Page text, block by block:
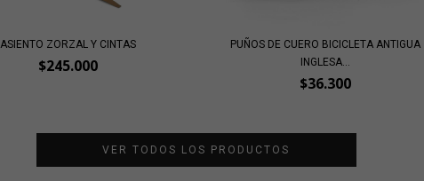
ASIENTO ZORZAL Y CINTAS
$245.000
PUÑOS DE CUERO BICICLETA ANTIGUA
INGLESA...
$36.300
VER TODOS LOS PRODUCTOS